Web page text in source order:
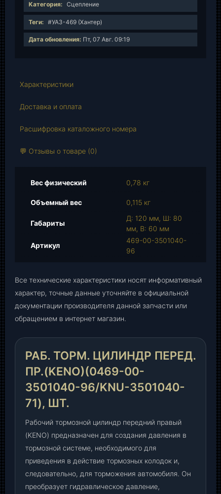
с
о
в
р
Р
б
п
е
д
р
K
E
N
O
Категория: Сцепление
Теги: #УАЗ-469 (Хантер)
Дата обновления: Пт, 07 Авг. 09:19
Характеристики
Доставка и оплата
Расшифровка каталожного номера
💬 Отзывы о товаре (0)
Вес физический 0,78 кг
Объемный вес 0,115 кг
Габариты
Д: 120 мм, Ш: 80
мм, В: 60 мм
Артикул
469-00-3501040-
96
Все технические характеристики носят информативный
характер, точные данные уточняйте в официальной
документации производителя данной запчасти или
обращением в интернет магазин.
РАБ. ТОРМ. ЦИЛИНДР ПЕРЕД.
ПР.(KENO)(0469-00-
3501040-96/KNU-3501040-
71), ШТ.
Рабочий тормозной цилиндр передний правый
(KENO) предназначен для создания давления в
тормозной системе, необходимого для
приведения в действие тормозных колодок и,
следовательно, для торможения автомобиля. Он
преобразует гидравлическое давление,